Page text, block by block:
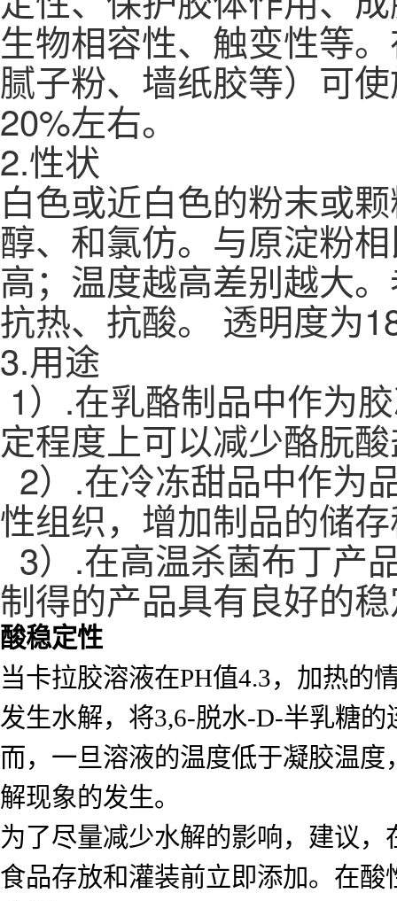
生物相容性、触变性等
腻子粉、墙纸胶等）可
20%左右。
2.性状
白色或近白色的粉末或
醇、和氯仿。与原淀粉
高；温度越高差别越大
抗热、抗酸。 透明度为
3.用途
1）.在乳酪制品中作为
定程度上可以减少酪朊
2）.在冷冻甜品中作为
性组织，增加制品的储
3）.在高温杀菌布丁产
制得的产品具有良好的
酸稳定性
当卡拉胶溶液在PH值4.3，加热的
发生水解，将3,6-脱水-D-半乳糖
而，一旦溶液的温度低于凝胶温
解现象的发生。
为了尽量减少水解的影响，建议
食品存放和灌装前立即添加。在